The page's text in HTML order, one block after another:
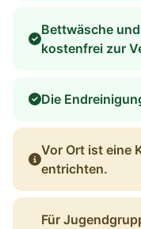
Bettwäsche
kostenfrei zur
Die
Vor Ort ist eine
entrichten.
Für